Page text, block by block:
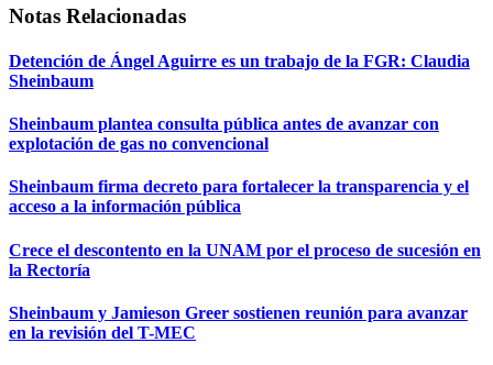
Notas Relacionadas
Detención de Ángel Aguirre es un trabajo de la FGR: Claudia
Sheinbaum
Sheinbaum plantea consulta pública antes de avanzar con
explotación de gas no convencional
Sheinbaum firma decreto para fortalecer la transparencia y el
acceso a la información pública
Crece el descontento en la UNAM por el proceso de sucesión en
la Rectoría
Sheinbaum y Jamieson Greer sostienen reunión para avanzar
en la revisión del T-MEC